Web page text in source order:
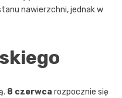
nawierzchni, jednak w
8 czerwca rozpocznie się